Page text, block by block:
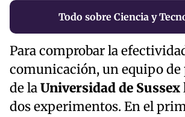
Todo sobre Ciencia y
Para comprobar la
comunicación, un equipo de
de laUniversidad de Sussex
dos experimentos. En el